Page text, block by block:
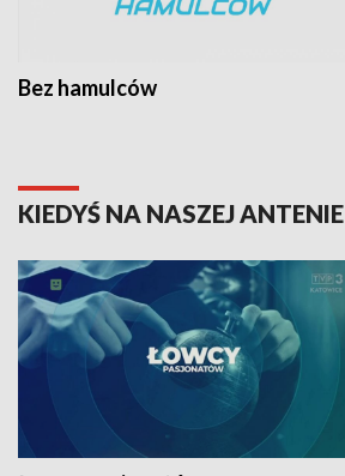
Bez hamulców
KIEDYŚ NA NASZEJ ANTENIE